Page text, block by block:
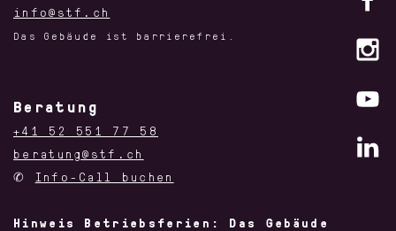
info@stf.ch
Das Gebäude ist barrierefrei.
Beratung
+41 52 551 77 58
beratung@stf.ch
✆ Info-Call buchen
Hinweis Betriebsferien: Das Gebäude